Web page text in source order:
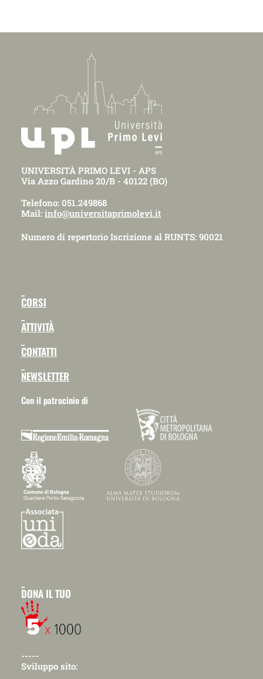
UNIVERSITÀ PRIMO LEVI - APS
Via Azzo Gardino 20/B - 40122 (BO)
Telefono: 051.249868
Mail: info@universitaprimolevi.it
Numero di repertorio Iscrizione al RUNTS: 90021
CORSI
ATTIVITÀ
CONTATTI
NEWSLETTER
Con il patrocinio di
DONA IL TUO
-----
Sviluppo sito: